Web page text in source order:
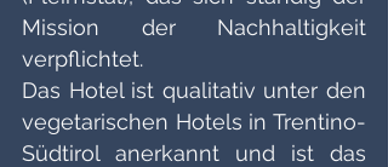
Mission der Nachhaltigkeit
verpflichtet.
Das Hotel ist qualitativ unter den
vegetarischen Hotels in Trentino-
Südtirol anerkannt und ist das